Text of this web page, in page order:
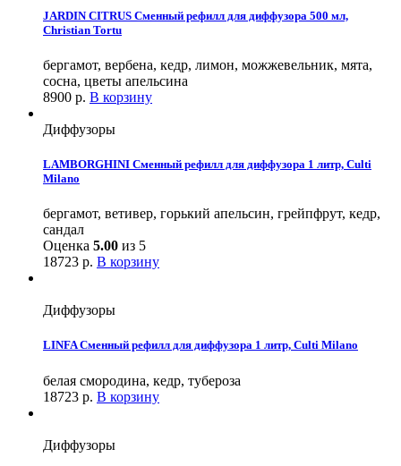
JARDIN CITRUS Сменный рефилл для диффузора 500 мл,
Christian Tortu
бергамот, вербена, кедр, лимон, можжевельник, мята,
сосна, цветы апельсина
8900 р. В корзину
Диффузоры
LAMBORGHINI Сменный рефилл для диффузора 1 литр, Culti
Milano
бергамот, ветивер, горький апельсин, грейпфрут, кедр,
сандал
Оценка 5.00 из 5
18723 р. В корзину
Диффузоры
LINFA Сменный рефилл для диффузора 1 литр, Culti Milano
белая смородина, кедр, тубероза
18723 р. В корзину
Диффузоры